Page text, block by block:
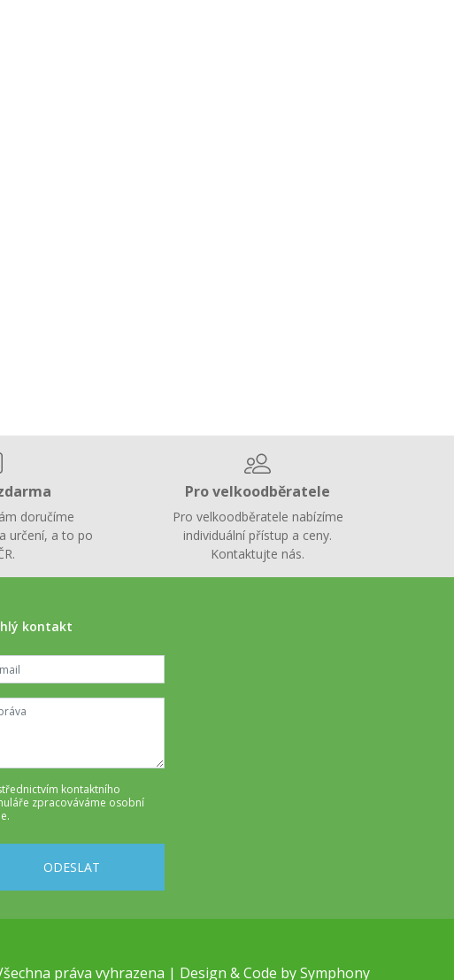
doručíme
určení, a to po
Pro velkoodběratele
Pro velkoodběratele nabízíme
individuální přístup a ceny.
Kontaktujte nás.
kontakt
kontaktního
zpracováváme osobní
.
ODESLAT
práva vyhrazena | Design & Code bySymphony